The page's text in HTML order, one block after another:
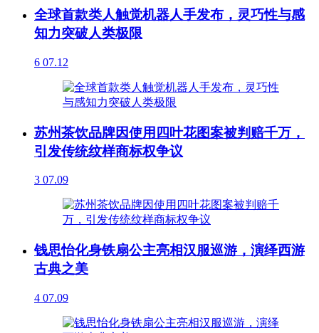
全球首款类人触觉机器人手发布，灵巧性与感
知力突破人类极限
6 07.12
苏州茶饮品牌因使用四叶花图案被判赔千万，
引发传统纹样商标权争议
3 07.09
钱思怡化身铁扇公主亮相汉服巡游，演绎西游
古典之美
4 07.09